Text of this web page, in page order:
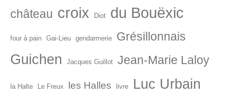
château croix Diot du Bouëxic
four à pain Gai-Lieu gendarmerie Grésillonnais
Guichen Jacques Guillot Jean-Marie Laloy
la Halte Le Freux les Halles livre Luc Urbain